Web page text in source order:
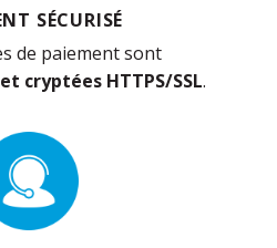
SÉCURISÉ
de paiement sont
cryptées HTTPS/SSL.